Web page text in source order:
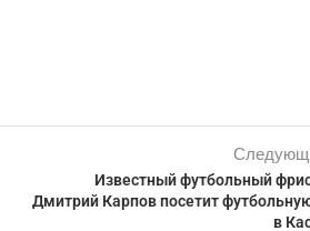
Известный футбольный
Дмитрий Карпов посетит
в